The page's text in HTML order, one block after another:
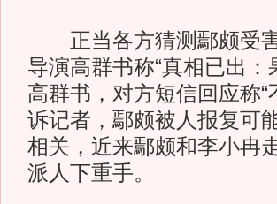
正当各方猜测鄢颇受害
导演高群书称“真相已出
高群书，对方短信回应称
诉记者，鄢颇被人报复可
相关，近来鄢颇和李小冉
派人下重手。